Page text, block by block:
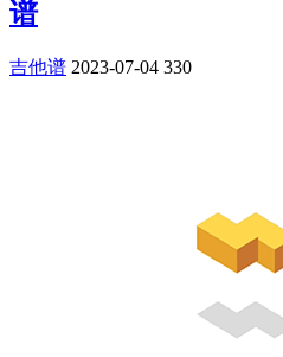
谱
吉他谱 2023-07-04 330